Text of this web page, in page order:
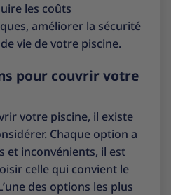
les coûts
améliorer la sécurité
vie de votre piscine.
pour couvrir votre
votre piscine, il existe
Chaque option a
et inconvénients, il est
celle qui convient le
des options les plus